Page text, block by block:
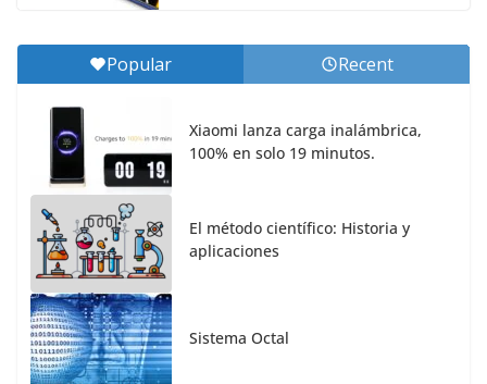
Popular Recent
Xiaomi lanza carga inalámbrica,
100% en solo 19 minutos.
El método científico: Historia y
aplicaciones
Sistema Octal